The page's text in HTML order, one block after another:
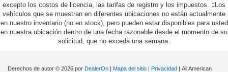
excepto los costos de licencia, las tarifas de registro y los impuestos. ‡Los
vehículos que se muestran en diferentes ubicaciones no están actualmente
en nuestro inventario (no en stock), pero pueden estar disponibles para usted
en nuestra ubicación dentro de una fecha razonable desde el momento de su
solicitud, que no exceda una semana.
Derechos de autor © 2026 por DealerOn | Mapa del sitio | Privacidad | All American